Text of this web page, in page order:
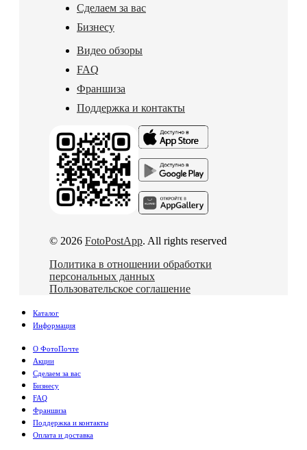
Сделаем за вас
Бизнесу
Видео обзоры
FAQ
Франшиза
Поддержка и контакты
© 2026 FotoPostApp. All rights reserved
Политика в отношении обработки
персональных данных
Пользовательское соглашение
Каталог
Информация
О ФотоПочте
Акции
Сделаем за вас
Бизнесу
FAQ
Франшиза
Поддержка и контакты
Оплата и доставка